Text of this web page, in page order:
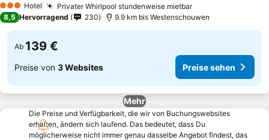
3 SterneHotel Privater Whirlpool stundenweise mietbar
8,5 Hervorragend 230 9.9 km bis Westenschouwen
Ab 139 €
Preise von 3 Websites Preise sehen
Mehr
Die Preise und Verfügbarkeit, die wir von Buchungswebsites
erhalten, ändern sich laufend. Das bedeutet, dass Du
möglicherweise nicht immer genau dasselbe Angebot findest, das